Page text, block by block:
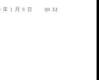
年 1 月 9 日 32